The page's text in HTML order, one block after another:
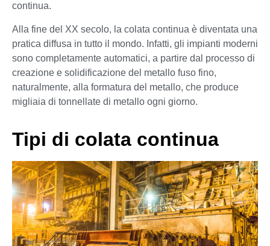
continua.
Alla fine del XX secolo, la colata continua è diventata una
pratica diffusa in tutto il mondo. Infatti, gli impianti moderni
sono completamente automatici, a partire dal processo di
creazione e solidificazione del metallo fuso fino,
naturalmente, alla formatura del metallo, che produce
migliaia di tonnellate di metallo ogni giorno.
Tipi di colata continua